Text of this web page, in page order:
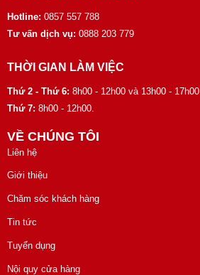
Hotline: 0857 557 788
Tư vấn dịch vụ: 0888 203 779
THỜI GIAN LÀM VIỆC
Thứ 2 - Thứ 6: 8h00 - 12h00 và 13h00 - 17h00.
Thứ 7: 8h00 - 12h00.
VỀ CHÚNG TÔI
Liên hệ
Giới thiệu
Chăm sóc khách hàng
Tin tức
Tuyển dụng
Nội quy cửa hàng